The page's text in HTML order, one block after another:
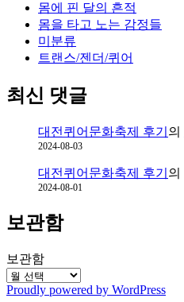
몸에 핀 달의 흔적
몸을 타고 노는 감정들
미분류
트랜스/젠더/퀴어
최신 댓글
대전퀴어문화축제 후기 의
2024-08-03
대전퀴어문화축제 후기 의
2024-08-01
보관함
보관함
Proudly powered by WordPress